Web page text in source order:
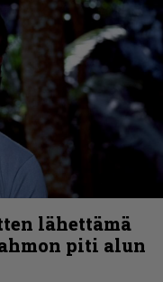
lähettämä
piti alun